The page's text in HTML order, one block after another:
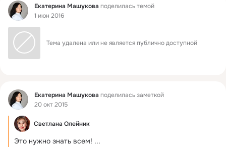
Фид Екатерина Машукова поделилась темой
1 июн 2016
Тема удалена или не является публично доступной
Фид Екатерина Машукова поделилась заметкой
20 окт 2015
Светлана Олейник
Это нужно знать всем! ...